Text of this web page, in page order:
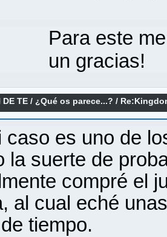
Para este
un gracias!
DE TE / ¿Qué os parece...? /
caso es uno de
la suerte de
compré el
al cual eché
tiempo.